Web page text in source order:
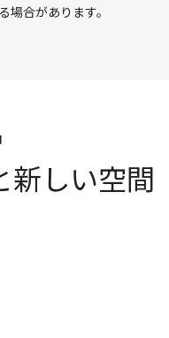
場合があります。
新しい空間